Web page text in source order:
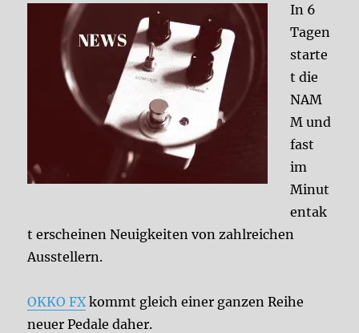
In 6
Tagen
starte
t die
NAM
M und
fast
im
Minut
entak
t erscheinen Neuigkeiten von zahlreichen
Ausstellern.
OKKO FX kommt gleich einer ganzen Reihe
neuer Pedale daher.